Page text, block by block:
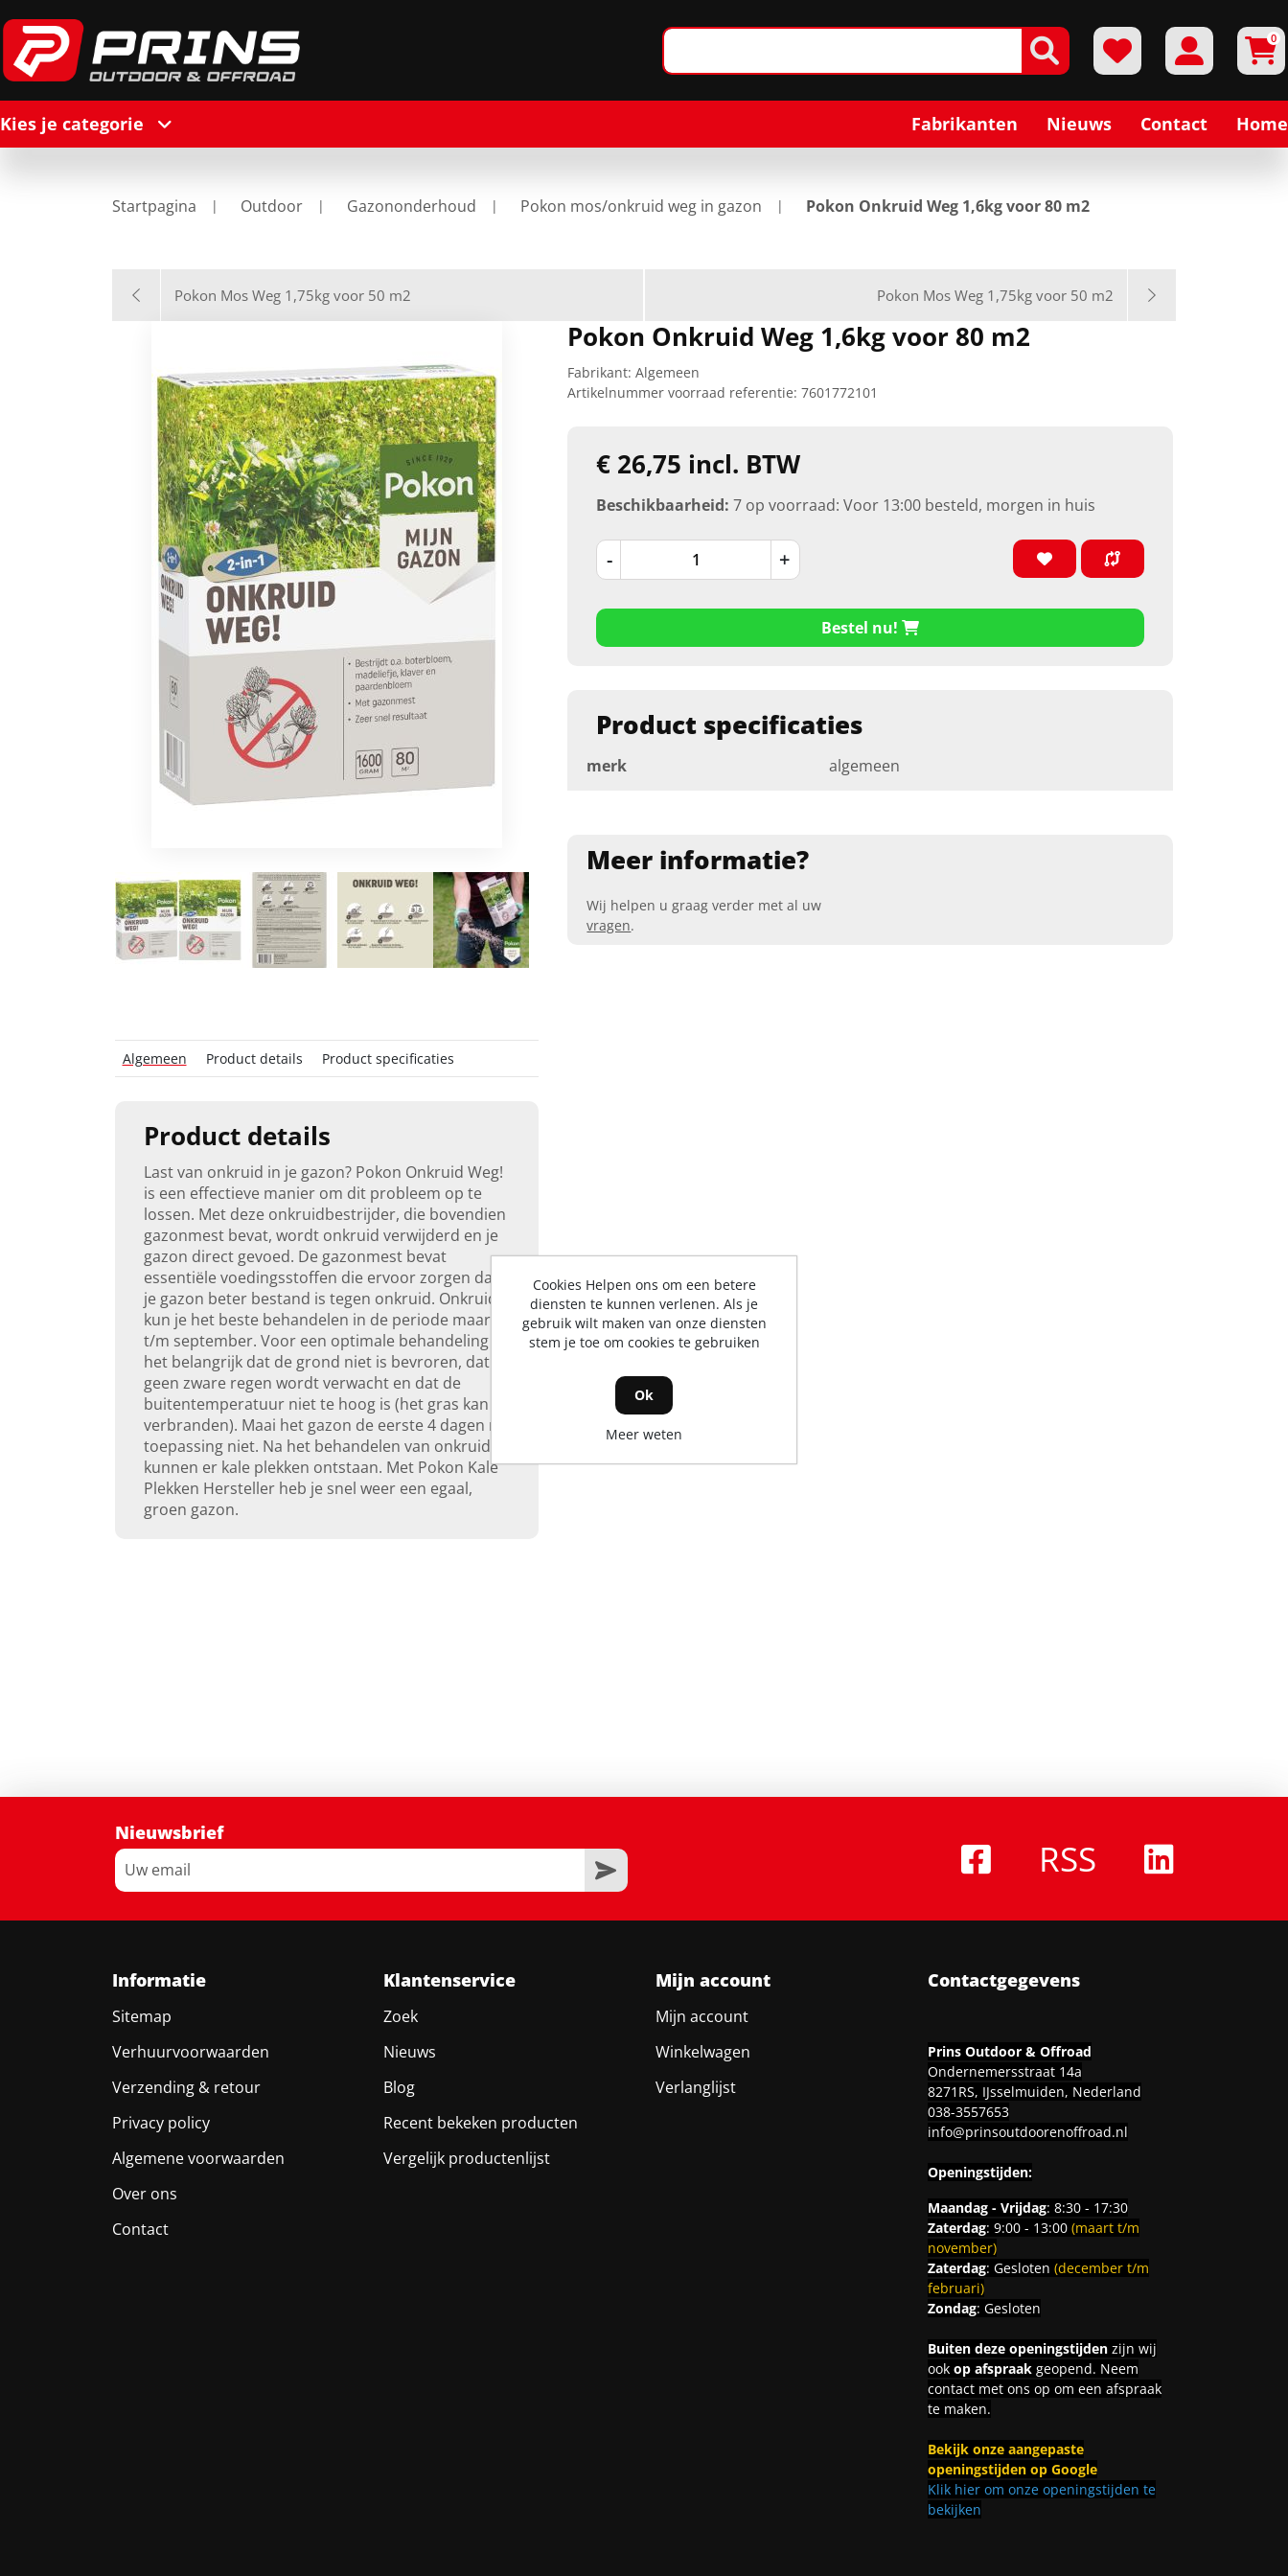
0
Kies je categorie Fabrikanten Nieuws Contact Home
Startpagina Outdoor Gazononderhoud Pokon mos/onkruid weg in gazon Pokon Onkruid Weg 1,6kg voor 80 m2
Pokon Mos Weg 1,75kg voor 50 m2 Pokon Mos Weg 1,75kg voor 50 m2
Product details
Last van onkruid in je gazon? Pokon Onkruid Weg!
is een effectieve manier om dit probleem op te
lossen. Met deze onkruidbestrijder, die bovendien
gazonmest bevat, wordt onkruid verwijderd en je
gazon direct gevoed. De gazonmest bevat
essentiële voedingsstoffen die ervoor zorgen dat
je gazon beter bestand is tegen onkruid. Onkruid
kun je het beste behandelen in de periode maart
t/m september. Voor een optimale behandeling is
het belangrijk dat de grond niet is bevroren, dat er
geen zware regen wordt verwacht en dat de
buitentemperatuur niet te hoog is (het gras kan
verbranden). Maai het gazon de eerste 4 dagen na
toepassing niet. Na het behandelen van onkruid
kunnen er kale plekken ontstaan. Met Pokon Kale
Plekken Hersteller heb je snel weer een egaal,
groen gazon.
Algemeen Product details Product specificaties
Pokon Onkruid Weg 1,6kg voor 80 m2
Fabrikant: Algemeen
Artikelnummer voorraad referentie: 7601772101
€ 26,75 incl. BTW
Beschikbaarheid: 7 op voorraad: Voor 13:00 besteld, morgen in huis
- +
Bestel nu!
Product specificaties
merk algemeen
Meer informatie?
Wij helpen u graag verder met al uw
vragen.
Nieuwsbrief
RSS
Informatie
Sitemap
Verhuurvoorwaarden
Verzending & retour
Privacy policy
Algemene voorwaarden
Over ons
Contact
Klantenservice
Zoek
Nieuws
Blog
Recent bekeken producten
Vergelijk productenlijst
Mijn account
Mijn account
Winkelwagen
Verlanglijst
Contactgegevens
Prins Outdoor & Offroad
Ondernemersstraat 14a
8271RS, IJsselmuiden, Nederland
038-3557653
info@prinsoutdoorenoffroad.nl
Openingstijden:
Maandag - Vrijdag: 8:30 - 17:30
Zaterdag: 9:00 - 13:00 (maart t/m
november)
Zaterdag: Gesloten (december t/m
februari)
Zondag: Gesloten
Buiten deze openingstijdenzijn wij
ook op afspraakgeopend. Neem
contact met ons op om een afspraak
te maken.
Bekijk onze aangepaste
openingstijden op Google
Klik hier om onze openingstijden te
bekijken
Cookies Helpen ons om een betere
diensten te kunnen verlenen. Als je
gebruik wilt maken van onze diensten
stem je toe om cookies te gebruiken
Ok
Meer weten